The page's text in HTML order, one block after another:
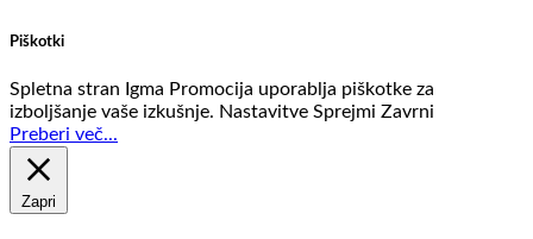
Piškotki
Spletna stran Igma Promocija uporablja piškotke za
izboljšanje vaše izkušnje. Nastavitve Sprejmi Zavrni
Preberi več...
Zapri